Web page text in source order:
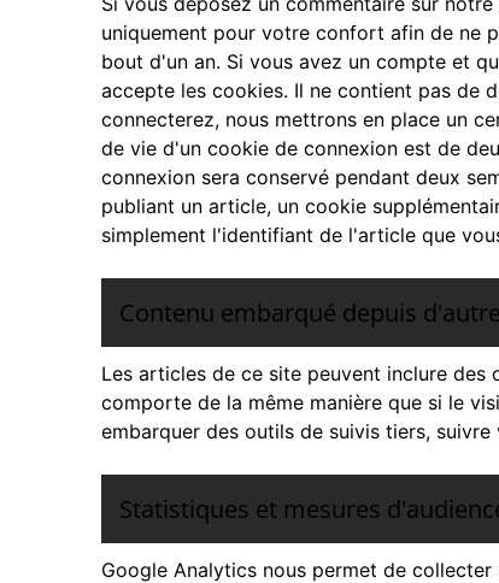
uniquement pour votre confort afin de ne
bout d'un an. Si vous avez un compte et
accepte les cookies. Il ne contient pas de
connecterez, nous mettrons en place un
de vie d'un cookie de connexion est de
connexion sera conservé pendant deux
publiant un article, un cookie
simplement l'identifiant de l'article que
Contenu embarqué depuis
Les articles de ce site peuvent inclure
comporte de la même manière que si le
embarquer des outils de suivis tiers,
Statistiques et mesures
Google Analytics nous permet de